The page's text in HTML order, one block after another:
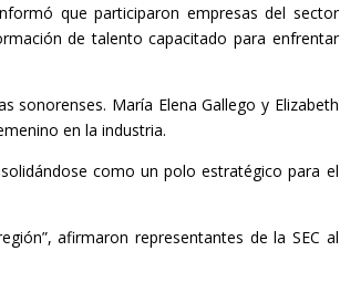
que participaron empresas del sector
de talento capacitado para enfrentar
sonorenses. María Elena Gallego y Elizabeth
en la industria.
como un polo estratégico para el
afirmaron representantes de la SEC al